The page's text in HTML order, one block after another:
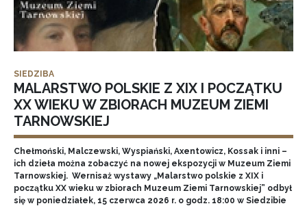
SIEDZIBA
MALARSTWO POLSKIE Z XIX I POCZĄTKU
XX WIEKU W ZBIORACH MUZEUM ZIEMI
TARNOWSKIEJ
Chełmoński, Malczewski, Wyspiański, Axentowicz, Kossak i inni –
ich dzieła można zobaczyć na nowej ekspozycji w Muzeum Ziemi
Tarnowskiej. Wernisaż wystawy „Malarstwo polskie z XIX i
początku XX wieku w zbiorach Muzeum Ziemi Tarnowskiej” odbył
się w poniedziałek, 15 czerwca 2026 r. o godz. 18:00 w Siedzibie